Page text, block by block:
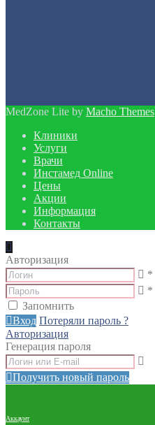
MedZone Lite by Macho Themes
Клиники
Услуги
Врачи
Инстамед Online
Цены
Акции
Информация
Контакты
Авторизация
*
*
Запомнить
Вход Потеряли пароль ?
Авторизация
Генерация пароля
Получить новый пароль
Аккаунт